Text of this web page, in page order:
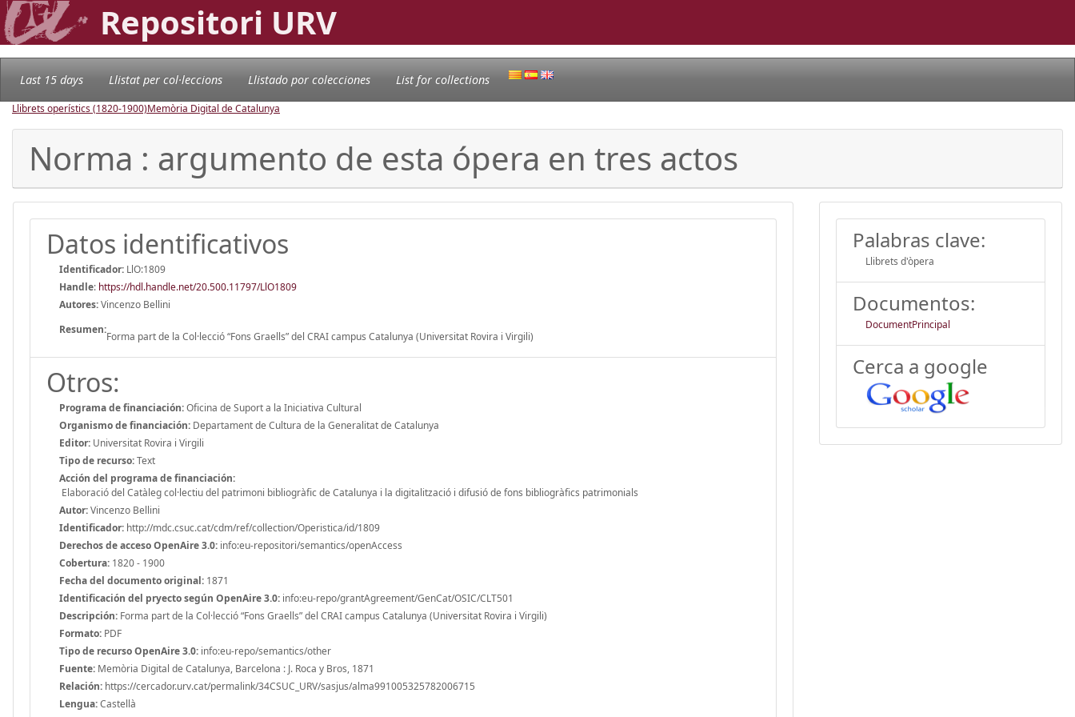
Repositori URV
Last 15 days Llistat per col·leccions Llistado por colecciones List for collections
Llibrets operístics (1820-1900)Memòria Digital de Catalunya
Norma : argumento de esta ópera en tres actos
Datos identificativos
Identificador: LlO:1809
Handle: https://hdl.handle.net/20.500.11797/LlO1809
Autores:Vincenzo Bellini
Resumen:
Forma part de la Col·lecció “Fons Graells” del CRAI campus Catalunya (Universitat Rovira i Virgili)
Otros:
Programa de financiación:Oficina de Suport a la Iniciativa Cultural
Organismo de financiación: Departament de Cultura de la Generalitat de Catalunya
Editor: Universitat Rovira i Virgili
Tipo de recurso:Text
Acción del programa de financiación:
Elaboració del Catàleg col·lectiu del patrimoni bibliogràfic de Catalunya i la digitalització i difusió de fons bibliogràfics patrimonials
Autor:Vincenzo Bellini
Identificador: http://mdc.csuc.cat/cdm/ref/collection/Operistica/id/1809
Derechos de acceso OpenAire 3.0: info:eu-repositori/semantics/openAccess
Cobertura: 1820 - 1900
Fecha del documento original: 1871
Identificación del pryecto según OpenAire 3.0: info:eu-repo/grantAgreement/GenCat/OSIC/CLT501
Descripción: Forma part de la Col·lecció “Fons Graells” del CRAI campus Catalunya (Universitat Rovira i Virgili)
Formato: PDF
Tipo de recurso OpenAire 3.0: info:eu-repo/semantics/other
Fuente: Memòria Digital de Catalunya, Barcelona : J. Roca y Bros, 1871
Relación: https://cercador.urv.cat/permalink/34CSUC_URV/sasjus/alma991005325782006715
Lengua:Castellà
Palabras clave:
Llibrets d'òpera
Documentos:
DocumentPrincipal
Cerca a google